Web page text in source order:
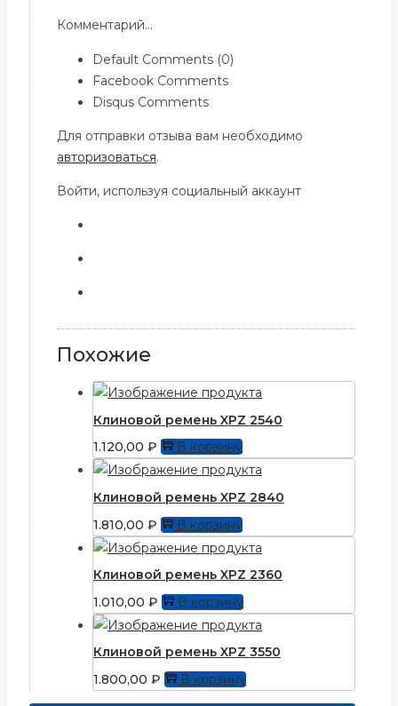
Комментарий...
Default Comments (0)
Facebook Comments
Disqus Comments
Для отправки отзыва вам необходимо
авторизоваться.
Войти, используя социальный аккаунт
Похожие
Клиновой ремень XPZ 2540
1.120,00 ₽ В корзину
Клиновой ремень XPZ 2840
1.810,00 ₽ В корзину
Клиновой ремень XPZ 2360
1.010,00 ₽ В корзину
Клиновой ремень XPZ 3550
1.800,00 ₽ В корзину